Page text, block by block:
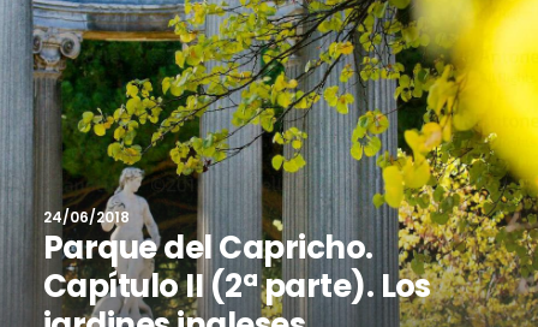
24/06/2018
Parque del Capricho.
Capítulo II (2ª parte). Los